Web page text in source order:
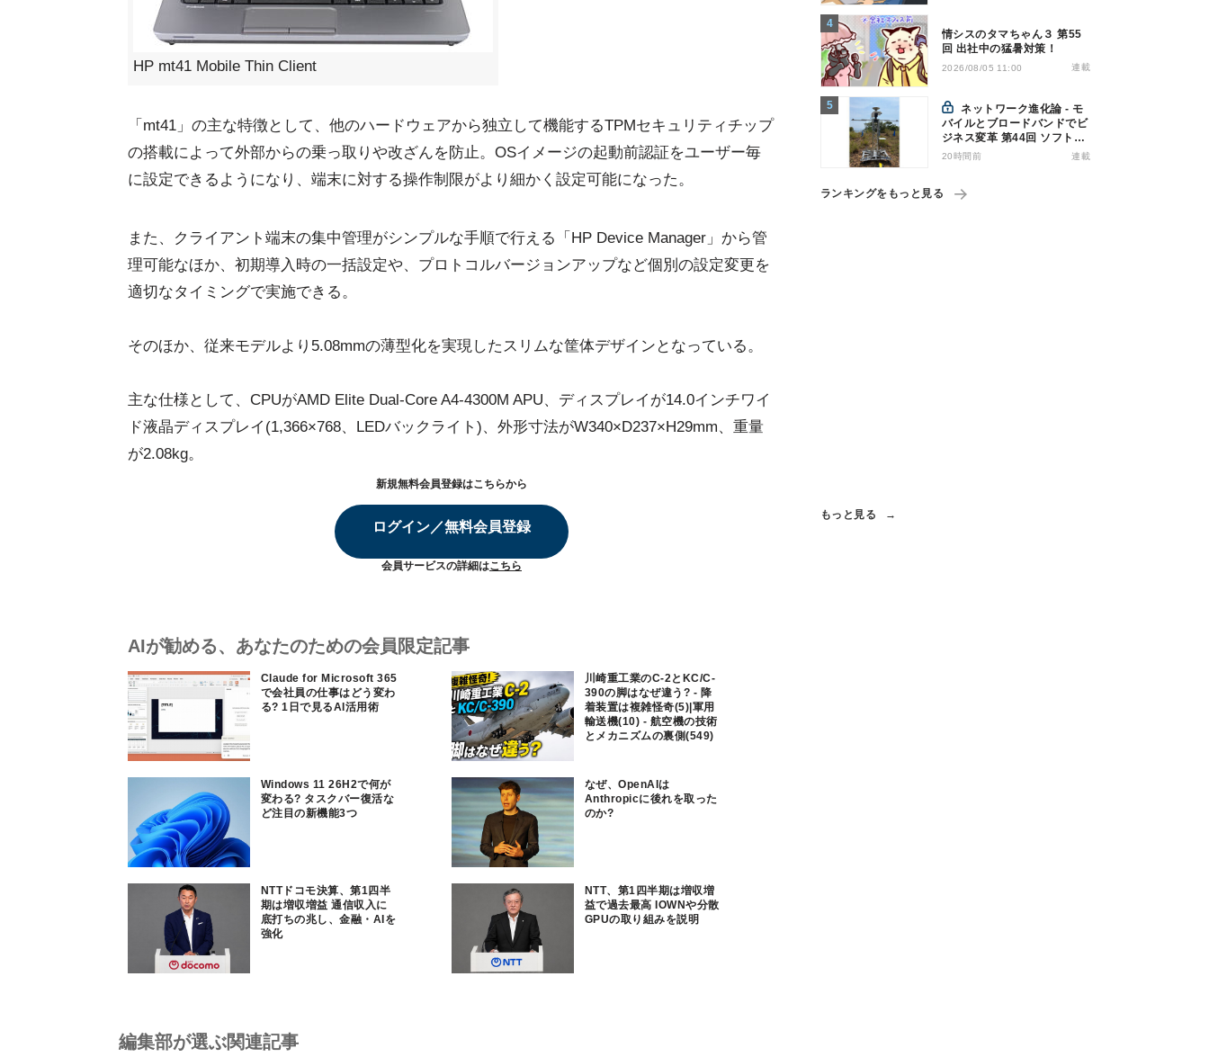
HP mt41 Mobile Thin Client
「mt41」の主な特徴として、他のハードウェアから独立して機能するTPMセキュリティチップ
の搭載によって外部からの乗っ取りや改ざんを防止。OSイメージの起動前認証をユーザー毎
に設定できるようになり、端末に対する操作制限がより細かく設定可能になった。
また、クライアント端末の集中管理がシンプルな手順で行える「HP Device Manager」から管
理可能なほか、初期導入時の一括設定や、プロトコルバージョンアップなど個別の設定変更を
適切なタイミングで実施できる。
そのほか、従来モデルより5.08mmの薄型化を実現したスリムな筐体デザインとなっている。
主な仕様として、CPUがAMD Elite Dual-Core A4-4300M APU、ディスプレイが14.0インチワイ
ド液晶ディスプレイ(1,366×768、LEDバックライト)、外形寸法がW340×D237×H29mm、重量
が2.08kg。
新規無料会員登録はこちらから
ログイン／無料会員登録
会員サービスの詳細はこちら
AIが勧める、あなたのための会員限定記事
Claude for Microsoft 365
で会社員の仕事はどう変わ
る? 1日で見るAI活用術
川崎重工業のC-2とKC/C-
390の脚はなぜ違う? - 降
着装置は複雑怪奇(5)|軍用
輸送機(10) - 航空機の技術
とメカニズムの裏側(549)
Windows 11 26H2で何が
変わる? タスクバー復活な
ど注目の新機能3つ
なぜ、OpenAIは
Anthropicに後れを取った
のか?
NTTドコモ決算、第1四半
期は増収増益 通信収入に
底打ちの兆し、金融・AIを
強化
NTT、第1四半期は増収増
益で過去最高 IOWNや分散
GPUの取り組みを説明
情シスのタマちゃん３ 第55
回 出社中の猛暑対策！
2026/08/05 11:00 連載
ネットワーク進化論 - モ
バイルとブロードバンドでビ
ジネス変革 第44回 ソフトバ
ンクが「HAPS」のプレ商用
20時間前 連載
ランキングをもっと見る
もっと見る
編集部が選ぶ関連記事